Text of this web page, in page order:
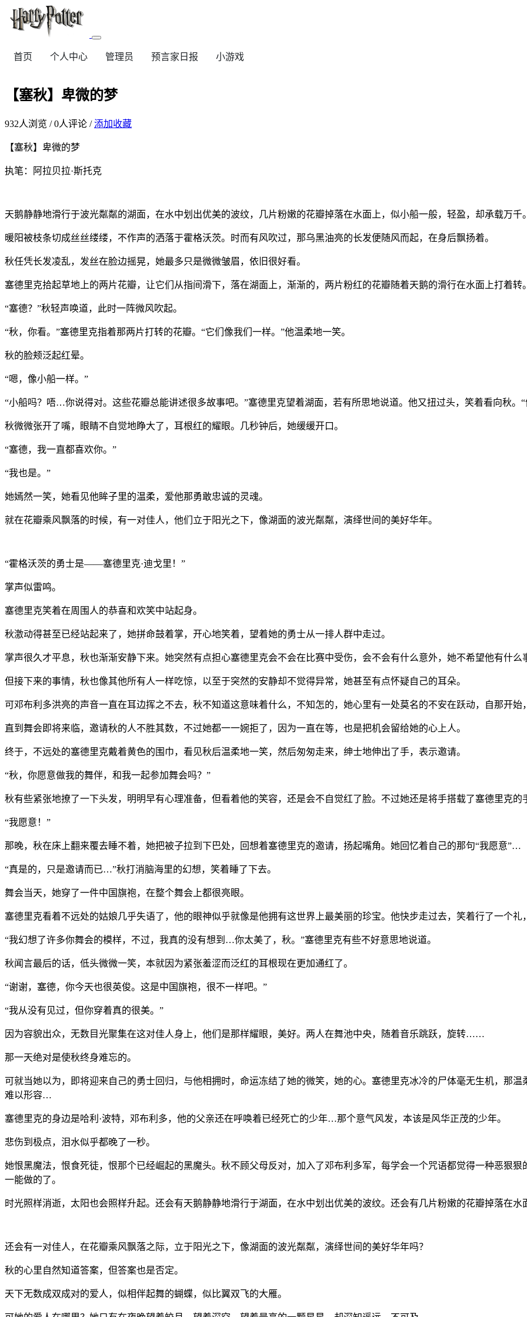
首页 个人中心 管理员 预言家日报 小游戏
【塞秋】卑微的梦
932人浏览 /0人评论 /添加收藏
【塞秋】卑微的梦
执笔：阿拉贝拉·斯托克
天鹅静静地滑行于波光粼粼的湖面，在水中划出优美的波纹，几片粉嫩的花瓣掉落在水面上，似小船一般，轻盈，却承载万千。
暖阳被枝条切成丝丝缕缕，不作声的洒落于霍格沃茨。时而有风吹过，那乌黑油亮的长发便随风而起，在身后飘扬着。
秋任凭长发凌乱，发丝在脸边摇晃，她最多只是微微皱眉，依旧很好看。
塞德里克拾起草地上的两片花瓣，让它们从指间滑下，落在湖面上，渐渐的，两片粉红的花瓣随着天鹅的滑行在水面上打着转。
“塞德？ ”秋轻声唤道，此时一阵微风吹起。
“秋，你看。 ”塞德里克指着那两片打转的花瓣。 “它们像我们一样。 ”他温柔地一笑。
秋的脸颊泛起红晕。
“嗯，像小船一样。 ”
“小船吗？唔…你说得对。这些花瓣总能讲述很多故事吧。 ”塞德里克望着湖面，若有所思地说道。他又扭过头，笑着看向秋。 “
秋微微张开了嘴，眼睛不自觉地睁大了，耳根红的耀眼。几秒钟后，她缓缓开口。
“塞德，我一直都喜欢你。 ”
“我也是。 ”
她嫣然一笑，她看见他眸子里的温柔，爱他那勇敢忠诚的灵魂。
就在花瓣乘风飘落的时候，有一对佳人，他们立于阳光之下，像湖面的波光粼粼，演绎世间的美好华年。
“霍格沃茨的勇士是――塞德里克·迪戈里！ ”
掌声似雷鸣。
塞德里克笑着在周围人的恭喜和欢笑中站起身。
秋激动得甚至已经站起来了，她拼命鼓着掌，开心地笑着，望着她的勇士从一排人群中走过。
掌声很久才平息，秋也渐渐安静下来。她突然有点担心塞德里克会不会在比赛中受伤，会不会有什么意外，她不希望他有什么
但接下来的事情，秋也像其他所有人一样吃惊，以至于突然的安静却不觉得异常，她甚至有点怀疑自己的耳朵。
可邓布利多洪亮的声音一直在耳边挥之不去，秋不知道这意味着什么，不知怎的，她心里有一处莫名的不安在跃动，自那开始
直到舞会即将来临，邀请秋的人不胜其数，不过她都一一婉拒了，因为一直在等，也是把机会留给她的心上人。
终于，不远处的塞德里克戴着黄色的围巾，看见秋后温柔地一笑，然后匆匆走来，绅士地伸出了手，表示邀请。
“秋，你愿意做我的舞伴，和我一起参加舞会吗？ ”
秋有些紧张地撩了一下头发，明明早有心理准备，但看着他的笑容，还是会不自觉红了脸。不过她还是将手搭载了塞德里克的
“我愿意！ ”
那晚，秋在床上翻来覆去睡不着，她把被子拉到下巴处，回想着塞德里克的邀请，扬起嘴角。她回忆着自己的那句“我愿意”…
“真是的，只是邀请而已…”秋打消脑海里的幻想，笑着睡了下去。
舞会当天，她穿了一件中国旗袍，在整个舞会上都很亮眼。
塞德里克看着不远处的姑娘几乎失语了，他的眼神似乎就像是他拥有这世界上最美丽的珍宝。他快步走过去，笑着行了一个礼
“我幻想了许多你舞会的模样，不过，我真的没有想到 …你太美了，秋。 ”塞德里克有些不好意思地说道。
秋闻言最后的话，低头微微一笑，本就因为紧张羞涩而泛红的耳根现在更加通红了。
“谢谢，塞德，你今天也很英俊。这是中国旗袍，很不一样吧。 ”
“我从没有见过，但你穿着真的很美。 ”
因为容貌出众，无数目光聚集在这对佳人身上，他们是那样耀眼，美好。两人在舞池中央，随着音乐跳跃，旋转……
那一天绝对是使秋终身难忘的。
可就当她以为，即将迎来自己的勇士回归，与他相拥时，命运冻结了她的微笑，她的心。塞德里克冰冷的尸体毫无生机，那
难以形容…
塞德里克的身边是哈利 ·波特，邓布利多，他的父亲还在呼唤着已经死亡的少年…那个意气风发，本该是风华正茂的少年。
悲伤到极点，泪水似乎都晚了一秒。
她恨黑魔法，恨食死徒，恨那个已经崛起的黑魔头。秋不顾父母反对，加入了邓布利多军，每学会一个咒语都觉得一种恶狠
一能做的了。
时光照样消逝，太阳也会照样升起。还会有天鹅静静地滑行于湖面，在水中划出优美的波纹。还会有几片粉嫩的花瓣掉落在水
还会有一对佳人，在花瓣乘风飘落之际，立于阳光之下，像湖面的波光粼粼，演绎世间的美好华年吗？
秋的心里自然知道答案，但答案也是否定。
天下无数成双成对的爱人，似相伴起舞的蝴蝶，似比翼双飞的大雁。